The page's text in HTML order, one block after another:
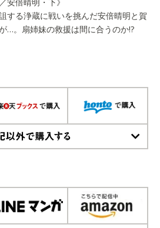
する浄蔵に戦いを挑んだ安倍晴明と賀
…。扇姉妹の救援は間に合うのか!?